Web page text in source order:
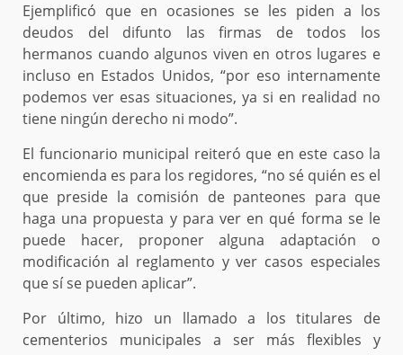
Ejemplificó que en ocasiones se les piden a los
deudos del difunto las firmas de todos los
hermanos cuando algunos viven en otros lugares e
incluso en Estados Unidos, “por eso internamente
podemos ver esas situaciones, ya si en realidad no
tiene ningún derecho ni modo”.
El funcionario municipal reiteró que en este caso la
encomienda es para los regidores, “no sé quién es el
que preside la comisión de panteones para que
haga una propuesta y para ver en qué forma se le
puede hacer, proponer alguna adaptación o
modificación al reglamento y ver casos especiales
que sí se pueden aplicar”.
Por último, hizo un llamado a los titulares de
cementerios municipales a ser más flexibles y